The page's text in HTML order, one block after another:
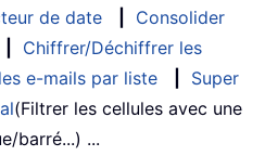
de date
Consolider
Chiffrer/Déchiffrer les
e-mails par liste
Super
(Filtrer les cellules avec une
barré...) ...